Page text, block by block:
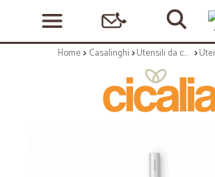
Home Casalinghi Utensili da cucina